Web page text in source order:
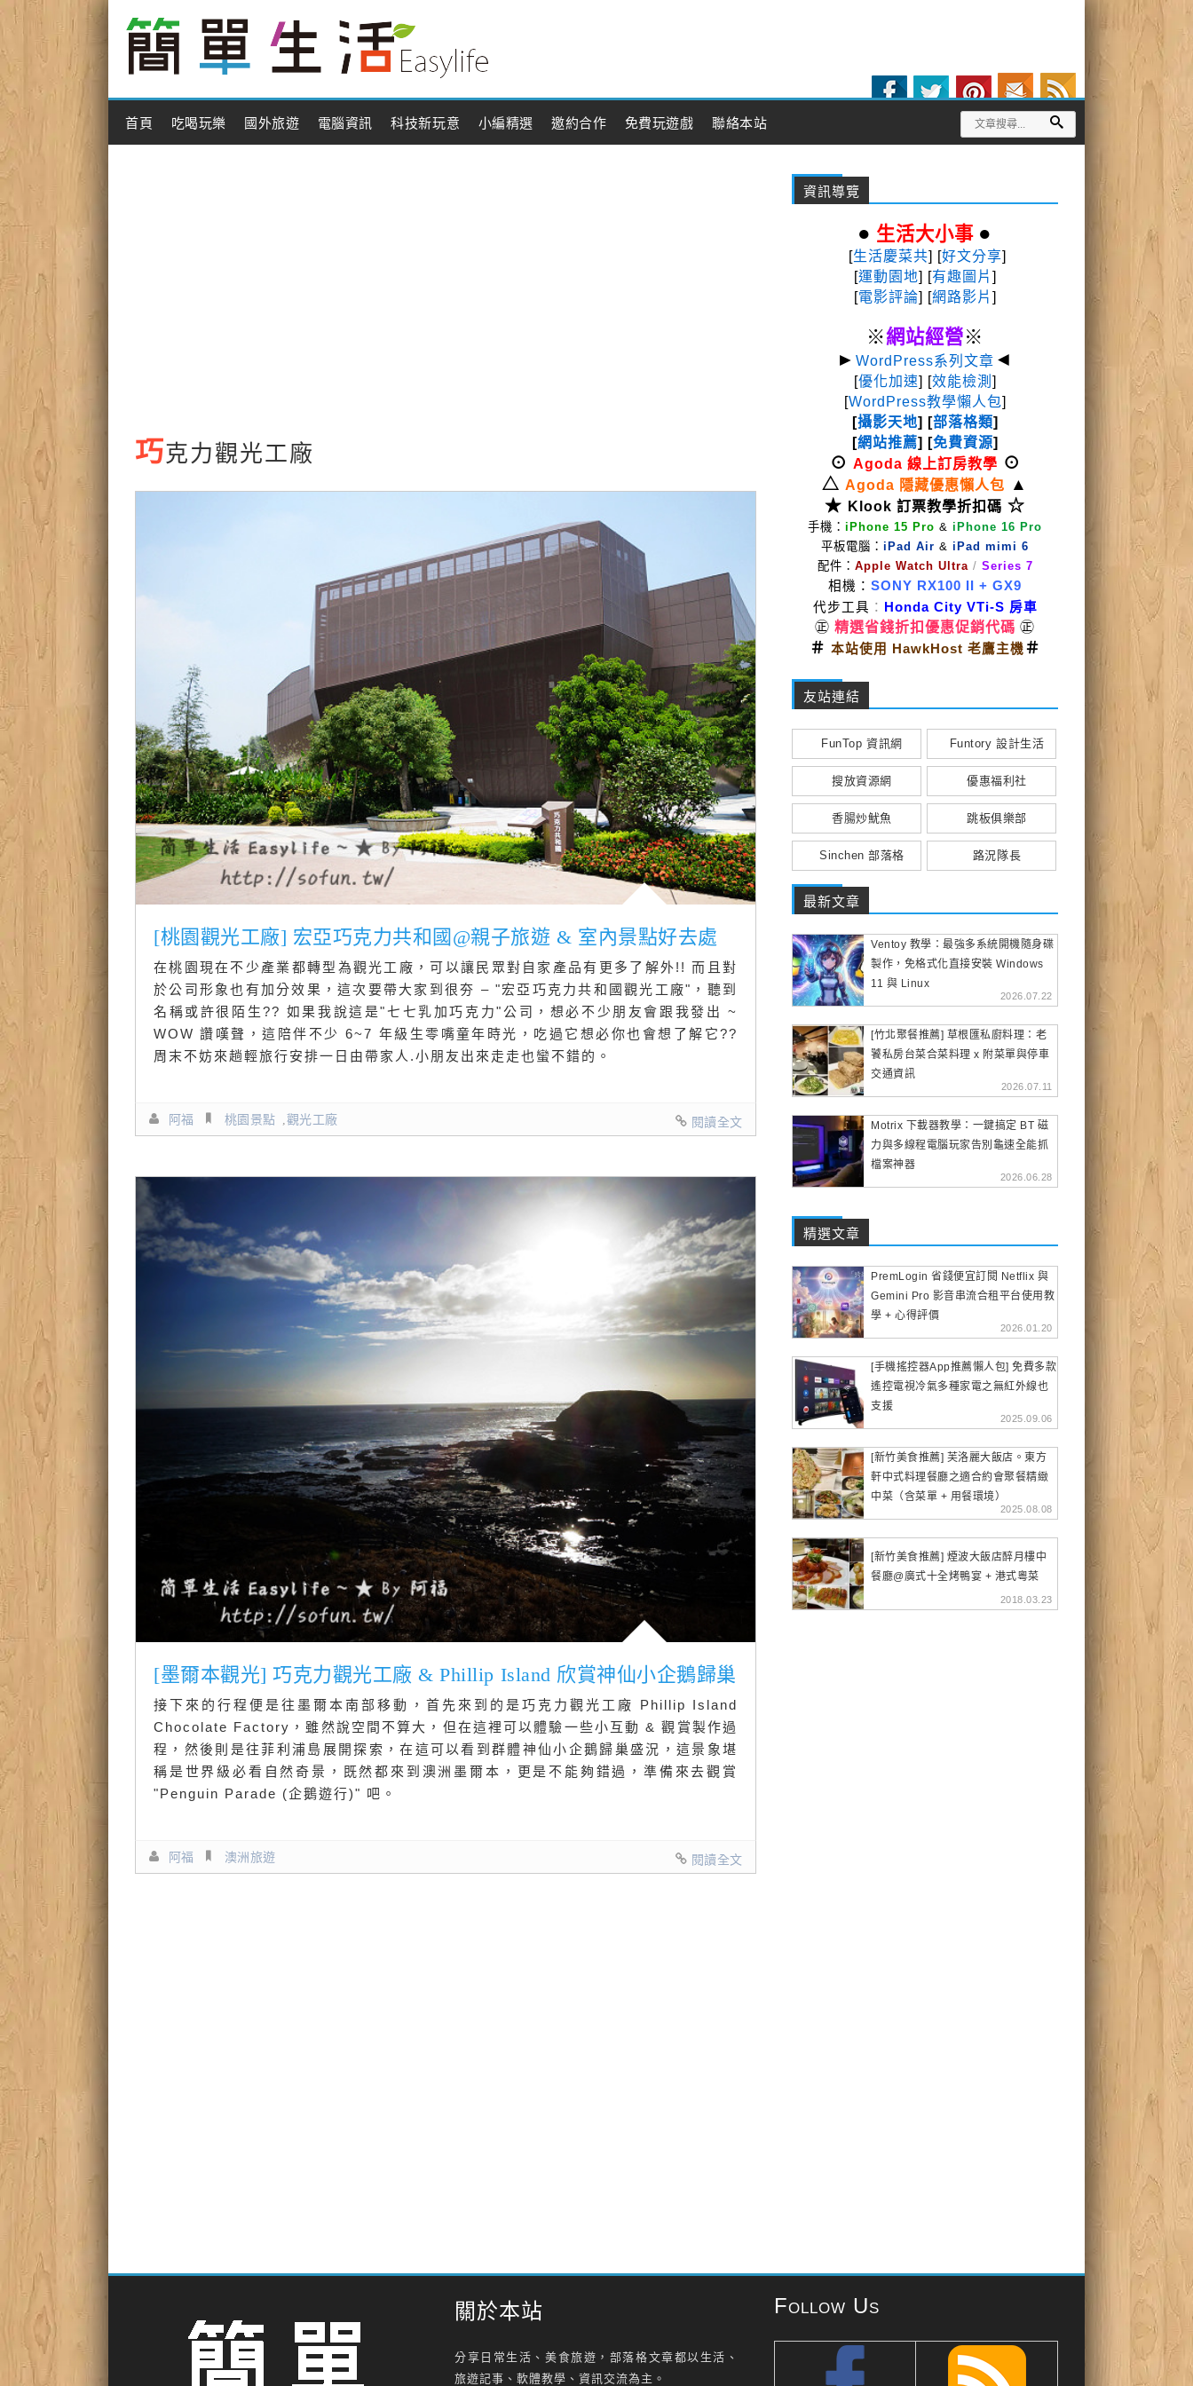
Main Menu
首頁 吃喝玩樂 國外旅遊 電腦資訊 科技新玩意 小編精選 邀約合作 免費玩遊戲 聯絡本站
巧克力觀光工廠
[桃園觀光工廠] 宏亞巧克力共和國@親子旅遊 & 室內景點好去處
在桃園現在不少產業都轉型為觀光工廠，可以讓民眾對自家產品有更多了解外!! 而且對
於公司形象也有加分效果，這次要帶大家到很夯 – "宏亞巧克力共和國觀光工廠"，聽到
名稱或許很陌生?? 如果我說這是"七七乳加巧克力"公司，想必不少朋友會跟我發出 ~
WOW 讚嘆聲，這陪伴不少 6~7 年級生零嘴童年時光，吃過它想必你也會想了解它??
周末不妨來趟輕旅行安排一日由帶家人.小朋友出來走走也蠻不錯的。
阿福 桃園景點 觀光工廠 閱讀全文
[墨爾本觀光] 巧克力觀光工廠 & Phillip Island 欣賞神仙小企鵝歸巢
接下來的行程便是往墨爾本南部移動，首先來到的是巧克力觀光工廠 Phillip Island
Chocolate Factory，雖然說空間不算大，但在這裡可以體驗一些小互動 & 觀賞製作過
程，然後則是往菲利浦島展開探索，在這可以看到群體神仙小企鵝歸巢盛況，這景象堪
稱是世界級必看自然奇景，既然都來到澳洲墨爾本，更是不能夠錯過，準備來去觀賞
"Penguin Parade (企鵝遊行)" 吧。
阿福 澳洲旅遊 閱讀全文
資訊導覽
● 生活大小事 ●
[生活慶菜共] [好文分享]
[運動園地] [有趣圖片 ]
[電影評論] [網路影片 ]
※網站經營※
► WordPress系列文章 ◄
[優化加速] [效能檢測 ]
[WordPress教學懶人包]
[攝影天地] [部落格類]
[網站推薦] [免費資源]
⊙ Agoda 線上訂房教學 ⊙
△ Agoda 隱藏優惠懶人包
▲
★ Klook 訂票教學折扣碼 ☆
手機： iPhone 15 Pro & iPhone 16 Pro
平板電腦： iPad Air & iPad mimi 6
配件： Apple Watch Ultra / Series 7
相機： SONY RX100 II
+ GX9
代步工具 ： Honda City VTi-S 房車
㊣ 精選省錢折扣優惠促銷代碼 ㊣
＃ 本站使用 HawkHost 老鷹主機＃
友站連結
FunTop 資訊網 Funtory 設計生活
搜放資源網 優惠福利社
香腸炒魷魚 跳板俱樂部
Sinchen 部落格 路況隊長
最新文章
Ventoy 教學：最強多系統開機隨身碟
製作，免格式化直接安裝 Windows
11 與 Linux
2026.07.22
[竹北聚餐推薦] 草根匯私廚料理：老
饕私房台菜合菜料理 x 附菜單與停車
交通資訊
2026.07.11
Motrix 下載器教學：一鍵搞定 BT 磁
力與多線程電腦玩家告別龜速全能抓
檔案神器
2026.06.28
精選文章
PremLogin 省錢便宜訂閱 Netflix 與
Gemini Pro 影音串流合租平台使用教
學 + 心得評價
2026.01.20
[手機搖控器App推薦懶人包] 免費多款
遙控電視冷氣多種家電之無紅外線也
支援
2025.09.06
[新竹美食推薦] 芙洛麗大飯店。東方
軒中式料理餐廳之適合約會聚餐精緻
中菜（含菜單 + 用餐環境）
2025.08.08
[新竹美食推薦] 煙波大飯店醉月樓中
餐廳@廣式十全烤鴨宴 + 港式粵菜
2018.03.23
關於本站
分享日常生活、美食旅遊，部落格文章都以生活、
旅遊記事、軟體教學、資訊交流為主。
Follow Us